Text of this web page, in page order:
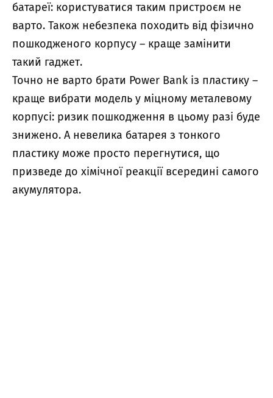
батареї: користуватися таким пристроєм не
варто. Також небезпека походить від фізично
пошкодженого корпусу – краще замінити
такий гаджет.
Точно не варто брати Power Bank із пластику –
краще вибрати модель у міцному металевому
корпусі: ризик пошкодження в цьому разі буде
знижено. А невелика батарея з тонкого
пластику може просто перегнутися, що
призведе до хімічної реакції всередині самого
акумулятора.